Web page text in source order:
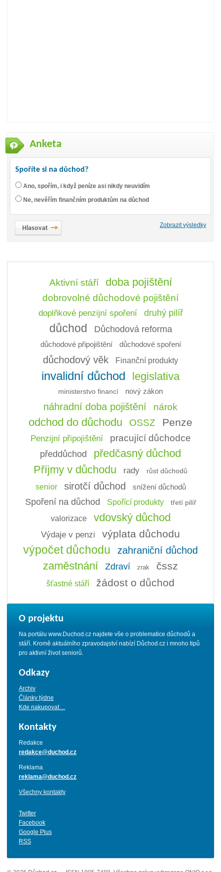
Anketa
Spoříte si na důchod?
Ano, spořím, i když peníze asi nikdy neuvidím
Ne, nevěřím finančním produktům na důchod
Zobrazit výsledky
Aktivní stáří doba pojištění
dobrovolné důchodové pojištění
doplňkové penzijní spoření druhý pilíř
důchod Důchodová reforma
důchodové připojištění důchodové spoření
důchodový věk Finanční produkty
invalidní důchod legislativa
ministerstvo financí nový zákon
náhradní doba pojištění nárok
odchod do důchodu OSSZ Penze
Penzijní připojištění pracující důchodce
předdůchod předčasný důchod
Příjmy v důchodu rady růst důchodů
senior sirotčí důchod snížení důchodů
Spoření na důchod Spořící produkty třetí pilíř
valorizace vdovský důchod
Výdaje v penzi výplata důchodu
výpočet důchodu zahraniční důchod
zaměstnání Zdraví zrak čssz
šťastné stáří žádost o důchod
O projektu
Na portálu www.Duchod.cz najdete vše o problematice důchodů a
stáří. Kromě aktuálního zpravodajství nabízí Důchod.cz i mnoho tipů
pro aktivní život seniorů.
Odkazy
Archiv
Články týdne
Kde nakupovat…
Kontakty
Redakce
redakce@duchod.cz
Reklama
reklama@duchod.cz
Všechny kontakty
Twitter
Facebook
Google Plus
RSS